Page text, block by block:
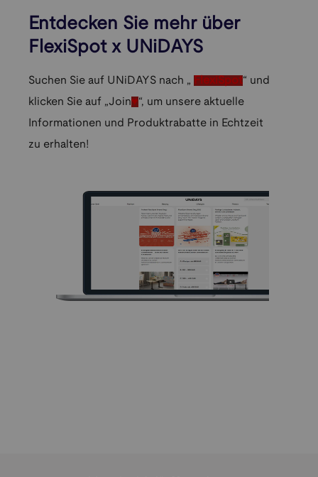
Entdecken Sie mehr über
FlexiSpot x UNiDAYS
Suchen Sie auf UNiDAYS nach „ FlexiSpot“ und
klicken Sie auf „Join♥“, um unsere aktuelle
Informationen und Produktrabatte in Echtzeit
zu erhalten!